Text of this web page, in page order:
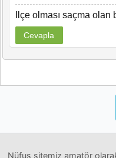
Ilçe olması saçma olan
Cevapla
Nüfus sitemiz amatör